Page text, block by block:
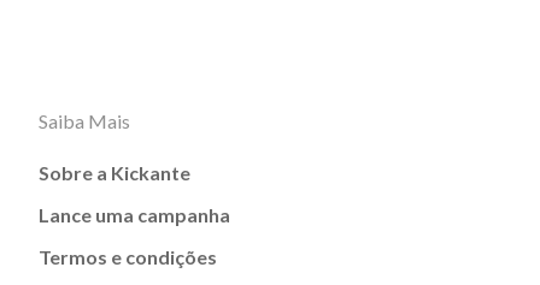
Saiba Mais
Sobre a Kickante
Lance uma campanha
Termos e condições